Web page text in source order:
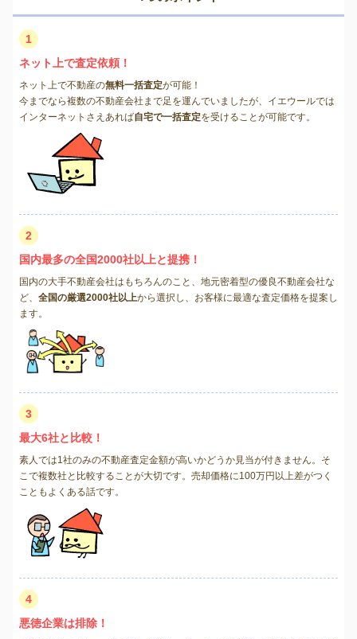
1
ネット上で査定依頼！
ネット上で不動産の無料一括査定が可能！
今までなら複数の不動産会社まで足を運んでいましたが、イエウールでは
インターネットさえあれば自宅で一括査定を受けることが可能です。
2
国内最多の全国2000社以上と提携！
国内の大手不動産会社はもちろんのこと、地元密着型の優良不動産会社な
ど、 全国の厳選2000社以上から選択し、お客様に最適な査定価格を提案し
ます。
3
最大6社と比較！
素人では1社のみの不動産査定金額が高いかどうか見当が付きません。そ
こで複数社と比較することが大切です。売却価格に100万円以上差がつく
こともよくある話です。
4
悪徳企業は排除！